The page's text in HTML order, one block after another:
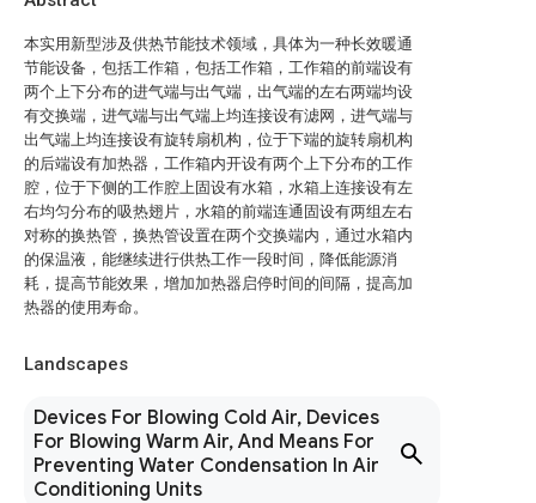
本实用新型涉及供热节能技术领域，具体为一种长效暖通
节能设备，包括工作箱，包括工作箱，工作箱的前端设有
两个上下分布的进气端与出气端，出气端的左右两端均设
有交换端，进气端与出气端上均连接设有滤网，进气端与
出气端上均连接设有旋转扇机构，位于下端的旋转扇机构
的后端设有加热器，工作箱内开设有两个上下分布的工作
腔，位于下侧的工作腔上固设有水箱，水箱上连接设有左
右均匀分布的吸热翅片，水箱的前端连通固设有两组左右
对称的换热管，换热管设置在两个交换端内，通过水箱内
的保温液，能继续进行供热工作一段时间，降低能源消
耗，提高节能效果，增加加热器启停时间的间隔，提高加
热器的使用寿命。
Landscapes
Devices For Blowing Cold Air, Devices
For Blowing Warm Air, And Means For
Preventing Water Condensation In Air
Conditioning Units